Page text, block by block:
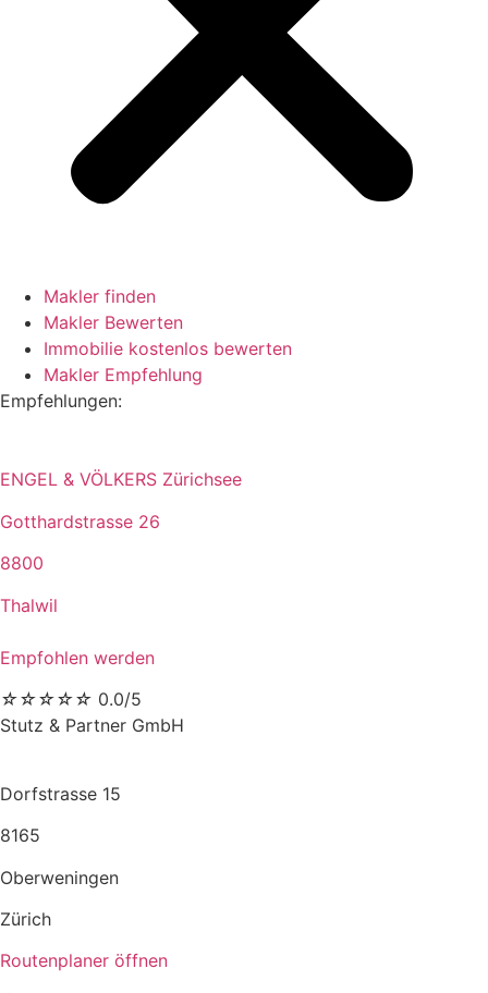
Makler finden
Makler Bewerten
Immobilie kostenlos bewerten
Makler Empfehlung
Empfehlungen:
ENGEL & VÖLKERS Zürichsee
Gotthardstrasse 26
8800
Thalwil
Empfohlen werden
☆☆☆☆☆ 0.0/5
Stutz & Partner GmbH
Dorfstrasse 15
8165
Oberweningen
Zürich
Routenplaner öffnen